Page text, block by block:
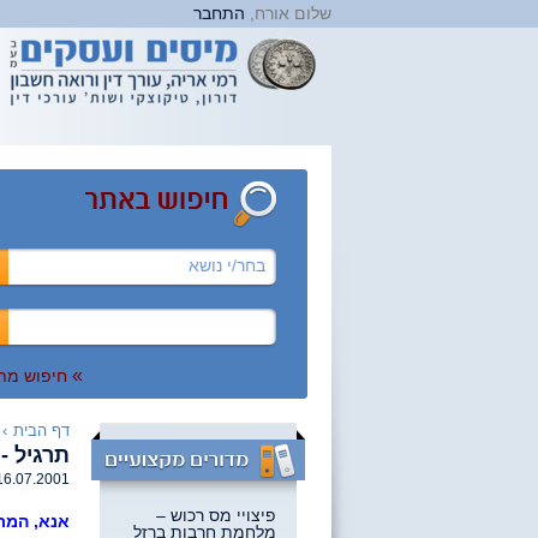
שלום אורח, התחבר
בחר/י נושא
» חיפוש
פיצויי מס רכוש –
מלחמת חרבות ברזל
דף הבית ›
תרגיל
אנא,